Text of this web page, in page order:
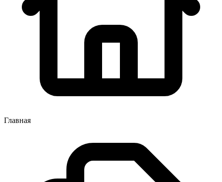
Главная